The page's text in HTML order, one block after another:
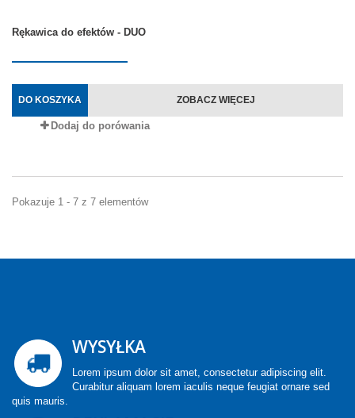
Rękawica do efektów - DUO
DO KOSZYKA ZOBACZ WIĘCEJ
Dodaj do porówania
Pokazuje 1 - 7 z 7 elementów
WYSYŁKA
Lorem ipsum dolor sit amet, consectetur adipiscing elit.
Curabitur aliquam lorem iaculis neque feugiat ornare sed
quis mauris.